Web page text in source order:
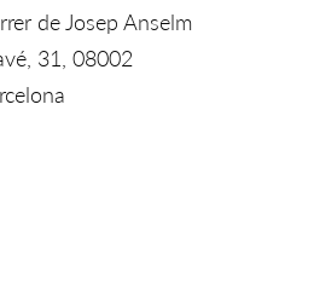
de Josep Anselm
31, 08002